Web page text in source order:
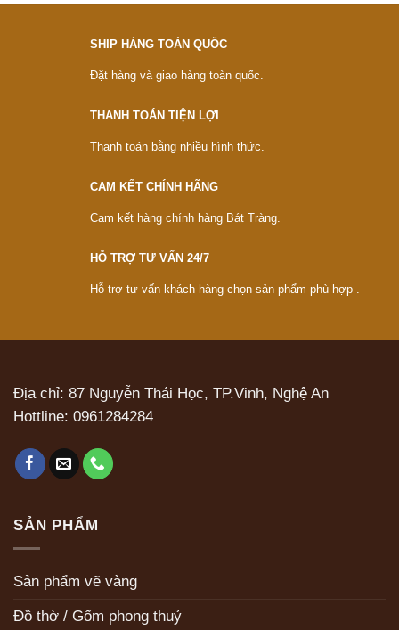
SHIP HÀNG TOÀN QUỐC
Đặt hàng và giao hàng toàn quốc.
THANH TOÁN TIỆN LỢI
Thanh toán bằng nhiều hình thức.
CAM KẾT CHÍNH HÃNG
Cam kết hàng chính hàng Bát Tràng.
HỖ TRỢ TƯ VẤN 24/7
Hỗ trợ tư vấn khách hàng chọn sản phẩm phù hợp .
Địa chỉ: 87 Nguyễn Thái Học, TP.Vinh, Nghệ An
Hottline: 0961284284
SẢN PHẨM
Sản phẩm vẽ vàng
Đồ thờ / Gốm phong thuỷ